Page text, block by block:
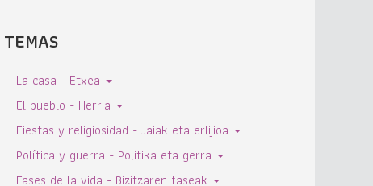
TEMAS
La casa - Etxea
El pueblo - Herria
Fiestas y religiosidad - Jaiak eta erlijioa
Política y guerra - Politika eta gerra
Fases de la vida - Bizitzaren faseak